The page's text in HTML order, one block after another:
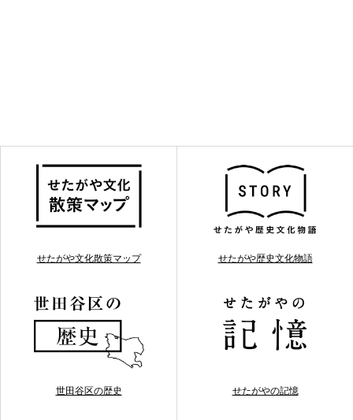
せたがや文化散策マップ せたがや歴史文化物語
世田谷区の歴史 せたがやの記憶